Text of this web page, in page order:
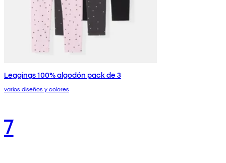
Leggings 100% algodón pack de 3
varios diseños y colores
7